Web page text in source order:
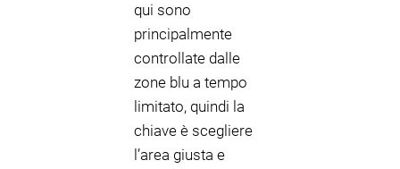
qui sono
principalmente
controllate dalle
zone blu a tempo
limitato, quindi la
chiave è scegliere
l’area giusta e